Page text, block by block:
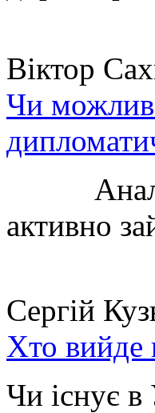
Віктор
Чи
активно
Сергій
Хто вийде
Чи існує в